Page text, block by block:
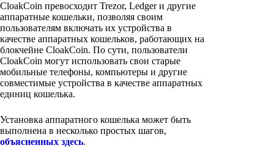
CloakCoin превосходит Trezor, Ledger и другие
аппаратные кошельки, позволяя своим
пользователям включать их устройства в
качестве аппаратных кошельков, работающих на
блокчейне CloakCoin. По сути, пользователи
CloakCoin могут использовать свои старые
мобильные телефоны, компьютеры и другие
совместимые устройства в качестве аппаратных
единиц кошелька.
Установка аппаратного кошелька может быть
выполнена в несколько простых шагов,
объясненных здесь.